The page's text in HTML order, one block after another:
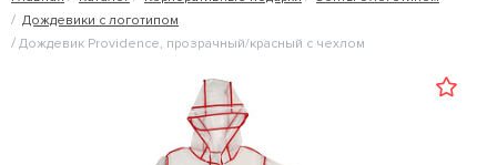
Дождевики с логотипом
Дождевик Providence, прозрачный/красный с чехлом